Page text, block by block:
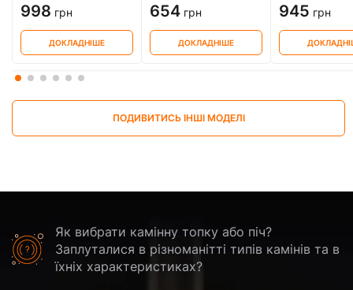
998 грн
ДОКЛАДНІШЕ
654 грн
ДОКЛАДНІШЕ
945 грн
ПОДИВИТИСЬ ІНШІ МОДЕЛІ
Як вибрати камінну топку або піч?
Заплуталися в різноманітті типів камінів та в
їхніх характеристиках?